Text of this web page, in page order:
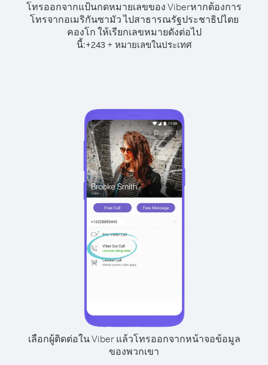
โทรออกจากแป้นกดหมายเลขของ Viberหากต้องการ
โทรจากอเมริกันซามัว ไปสาธารณรัฐประชาธิปไตย
คองโก ให้เรียกเลขหมายดังต่อไป
นี้:+243+ หมายเลขในประเทศ
เลือกผู้ติดต่อใน Viber แล้วโทรออกจากหน้าจอข้อมูล
ของพวกเขา